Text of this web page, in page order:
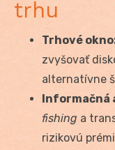
trhu
Trhové
zvyšovať
alternatívne
Informačná
fishing a
rizikovú